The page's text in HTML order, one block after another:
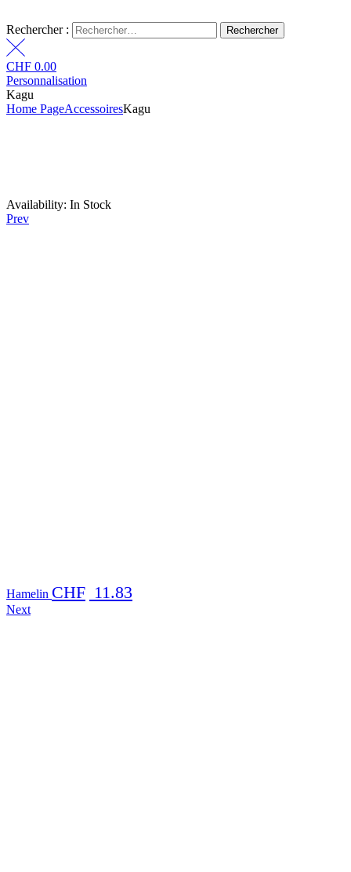
Rechercher :
CHF 0.00
Personnalisation
Kagu
Home PageAccessoiresKagu
Availability: In Stock
Prev
Hamelin CHF 11.83
Next